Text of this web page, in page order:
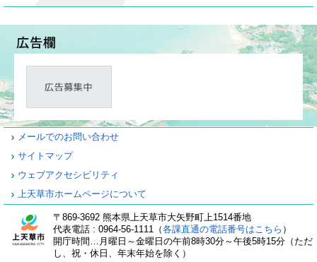
メールでのお問い合わせ
サイトマップ
ウェブアクセシビリティ
上天草市ホームページについて
〒869-3692 熊本県上天草市大矢野町上1514番地
代表電話 : 0964-56-1111（各課直通の電話番号はこちら ）
開庁時間…月曜日～金曜日の午前8時30分～午後5時15分（ただ
し、祝・休日、年末年始を除く）